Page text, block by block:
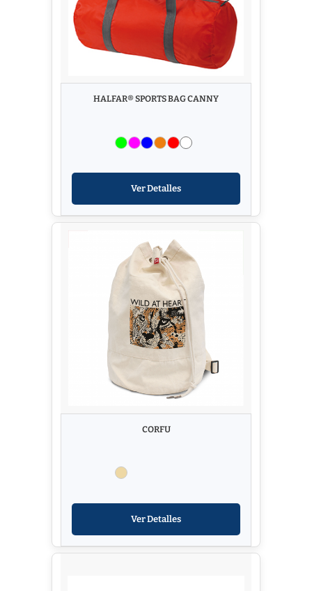
HALFAR® SPORTS BAG CANNY
Ver Detalles
CORFU
Ver Detalles